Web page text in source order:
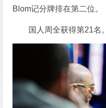
Blom记分牌排在第二位。
国人周全获得第21名。